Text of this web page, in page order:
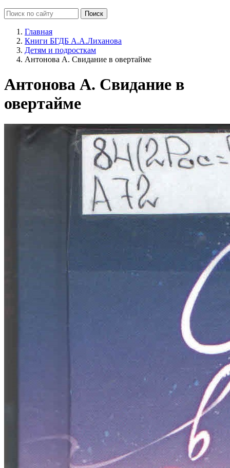
Главная
Книги БГДБ А.А.Лиханова
Детям и подросткам
Антонова А. Свидание в овертайме
Антонова А. Свидание в
овертайме